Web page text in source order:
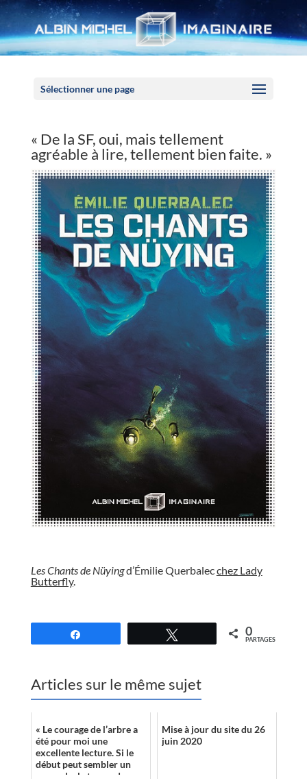
Sélectionner une page
« De la SF, oui, mais tellement
agréable à lire, tellement bien faite. »
Les Chants de Nüyingd’Émilie Querbalecchez Lady
Butterfly.
0
PARTAGES
Articles sur le même sujet
« Le courage de l’arbre a
été pour moi une
excellente lecture. Si le
début peut sembler un
peu ardu, le temps de
Mise à jour du site du 26
juin 2020
Panneau de gestion des cookies